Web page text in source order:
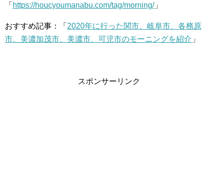
「 https://houcyoumanabu.com/tag/morning/」
おすすめ記事：「 2020年に行った関市、岐阜市、各務原
市、美濃加茂市、美濃市、可児市のモーニングを紹介 」
スポンサーリンク